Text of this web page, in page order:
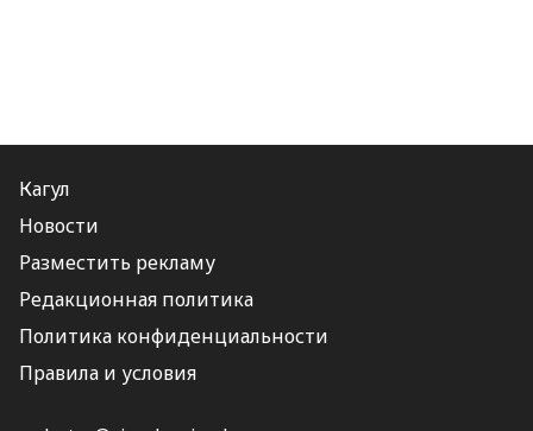
Кагул
Новости
Разместить рекламу
Редакционная политика
Политика конфиденциальности
Правила и условия